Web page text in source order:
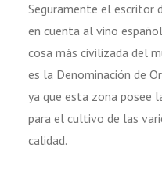
Seguramente el escritor
en cuenta al vino
cosa más civilizada del
es la Denominación de
ya que esta zona posee
para el cultivo de las
calidad.